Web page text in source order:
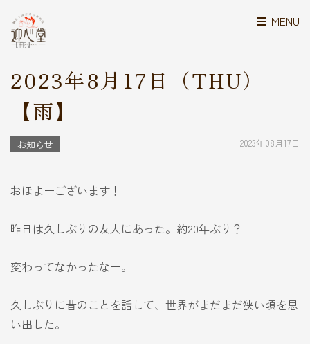
MENU
鍼灸と漢方の迎心堂
2023年8月17日（THU）
【雨】
2023年8月17日（THU）
【雨】
お知らせ 2023年08月17日
おほよーございます！
昨日は久しぶりの友人にあった。約20年ぶり？
変わってなかったなー。
久しぶりに昔のことを話して、世界がまだまだ狭い頃を思
い出した。